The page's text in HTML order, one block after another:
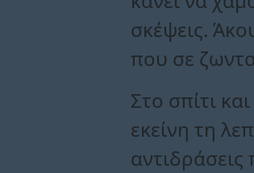
σκέψεις.
που σε
Στο σπίτι
εκείνη τη